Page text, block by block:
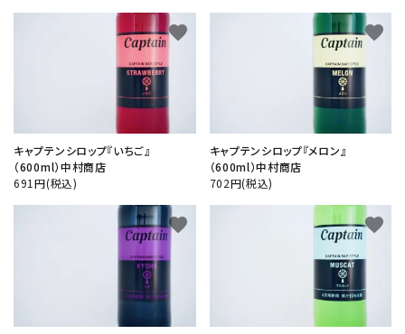
キャプテンシロップ『いちご』
（600ml）中村商店
691円(税込)
favorite
キャプテンシロップ『メロン』
（600ml）中村商店
702円(税込)
favorite
favorite favorite